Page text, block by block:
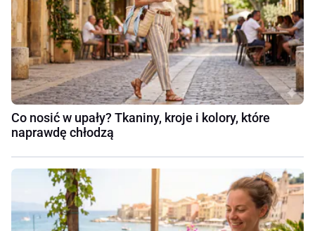
Co nosić w upały? Tkaniny, kroje i kolory, które
naprawdę chłodzą